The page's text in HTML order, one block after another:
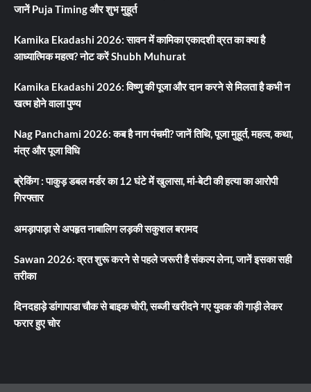
जानें Puja Timing और शुभ मुहूर्त
Kamika Ekadashi 2026: सावन में कामिका एकादशी व्रत का क्या है
आध्यात्मिक महत्व? नोट करें Shubh Muhurat
Kamika Ekadashi 2026: विष्णु की पूजा और दान करने से मिलता है कभी न
खत्म होने वाला पुण्य
Nag Panchami 2026: कब है नाग पंचमी? जानें तिथि, पूजा मुहूर्त, महत्व, कथा,
मंत्र और पूजा विधि
ब्रेकिंग : पाकुड़ डबल मर्डर का 12 घंटे में खुलासा, मां-बेटी की हत्या का आरोपी
गिरफ्तार
अमड़ापाड़ा से अपहृत नाबालिग लड़की सकुशल बरामद
Sawan 2026: व्रत शुरू करने से पहले जरूरी है संकल्प लेना, जानें इसका सही
तरीका
दिनदहाड़े डांगापाडा चौक से बाइक चोरी, सब्जी खरीदने गए युवक की गाड़ी लेकर
फरार हुए चोर